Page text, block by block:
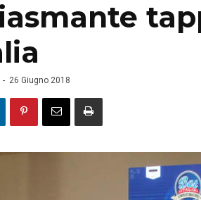
- 26 Giugno 2018